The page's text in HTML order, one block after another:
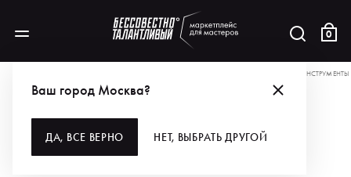
0
Ваш город Москва?
ДА, ВСЕ ВЕРНО НЕТ, ВЫБРАТЬ ДРУГОЙ
ИНСТРУМЕНТЫ
КИСТИ